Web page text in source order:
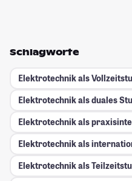
Schlagworte
Elektrotechnik als
Elektrotechnik als duales
Elektrotechnik als
Elektrotechnik als
Elektrotechnik als